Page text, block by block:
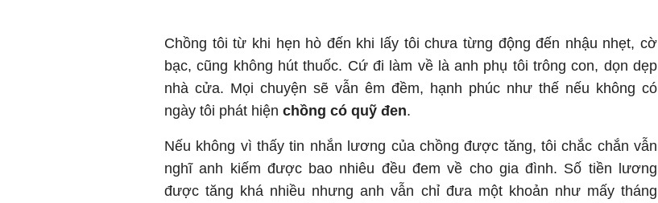
Chồng tôi từ khi hẹn hò đến khi lấy tôi chưa từng động đến nhậu nhẹt, cờ
bạc, cũng không hút thuốc. Cứ đi làm về là anh phụ tôi trông con, dọn dẹp
nhà cửa. Mọi chuyện sẽ vẫn êm đềm, hạnh phúc như thế nếu không có
ngày tôi phát hiện chồng có quỹ đen.
Nếu không vì thấy tin nhắn lương của chồng được tăng, tôi chắc chắn vẫn
nghĩ anh kiếm được bao nhiêu đều đem về cho gia đình. Số tiền lương
được tăng khá nhiều nhưng anh vẫn chỉ đưa một khoản như mấy tháng